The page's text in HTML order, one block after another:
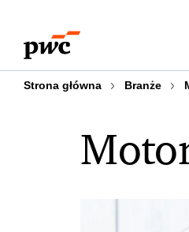
treści
stopki
Strona główna Branże